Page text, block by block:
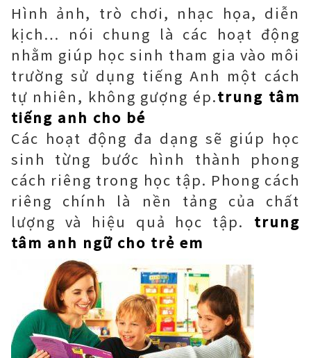
Hình ảnh, trò chơi, nhạc họa, diễn
kịch… nói chung là các hoạt động
nhằm giúp học sinh tham gia vào môi
trường sử dụng tiếng Anh một cách
tự nhiên, không gượng ép.trung tâm
tiếng anh cho bé
Các hoạt động đa dạng sẽ giúp học
sinh từng bước hình thành phong
cách riêng trong học tập. Phong cách
riêng chính là nền tảng của chất
lượng và hiệu quả học tập.
trung
tâm anh ngữ cho trẻ em